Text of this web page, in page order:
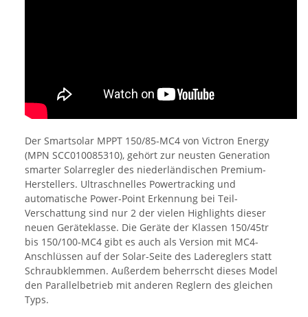
Der Smartsolar MPPT 150/85-MC4 von Victron Energy
(MPN SCC010085310), gehört zur neusten Generation
smarter Solarregler des niederländischen Premium-
Herstellers. Ultraschnelles Powertracking und
automatische Power-Point Erkennung bei Teil-
Verschattung sind nur 2 der vielen Highlights dieser
neuen Geräteklasse. Die Geräte der Klassen 150/45tr
bis 150/100-MC4 gibt es auch als Version mit MC4-
Anschlüssen auf der Solar-Seite des Ladereglers statt
Schraubklemmen. Außerdem beherrscht dieses Model
den Parallelbetrieb mit anderen Reglern des gleichen
Typs.